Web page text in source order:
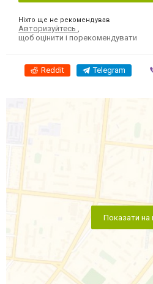
Ніхто ще не рекомендував
Авторизуйтесь
щоб оцінити і порекомендувати
Reddit Telegram
Показати на